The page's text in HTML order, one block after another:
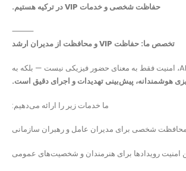
حفاظت شخصی و خدمات VIP در ترکیه هستیم.
⸻
تخصص ما: حفاظت VIP و محافظت از مدیران ارشد
در Altay Security، امنیت فقط به معنای حضور فیزیکی نیست — بلکه به
هوشمندانه، پیش‌بینی تهدیدات و اجرای دقیق است.
ما خدمات زیر را ارائه می‌دهیم:
شخصی برای مدیران عامل و رهبران سازمانی
امنیت رویدادها برای هنرمندان و شخصیت‌های عمومی